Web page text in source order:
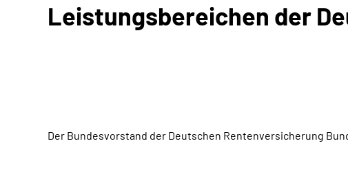
Leistungsbereichen der
Der Bundesvorstand der Deutschen Rentenversicherung